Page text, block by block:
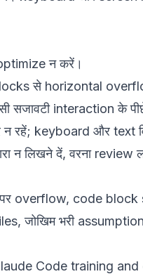
न करें।
से horizontal
सजावटी interaction के
न रहें; keyboard और text
न लिखने दें, वरना review
overflow, code
जोखिम भरी
Code training